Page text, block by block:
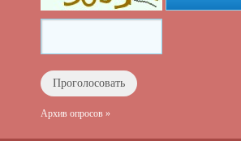
Архив опросов »